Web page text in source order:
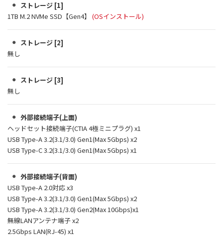
ストレージ [1]
1TB M.2 NVMe SSD【Gen4】 (OSインストール)
ストレージ [2]
無し
ストレージ [3]
無し
外部接続端子(上面)
ヘッドセット接続端子(CTIA 4極ミニプラグ) x1
USB Type-A 3.2(3.1/3.0) Gen1(Max 5Gbps) x2
USB Type-C 3.2(3.1/3.0) Gen1(Max 5Gbps) x1
外部接続端子(背面)
USB Type-A 2.0対応 x3
USB Type-A 3.2(3.1/3.0) Gen1(Max 5Gbps) x2
USB Type-A 3.2(3.1/3.0) Gen2(Max 10Gbps)x1
無線LANアンテナ端子 x2
2.5Gbps LAN(RJ-45) x1